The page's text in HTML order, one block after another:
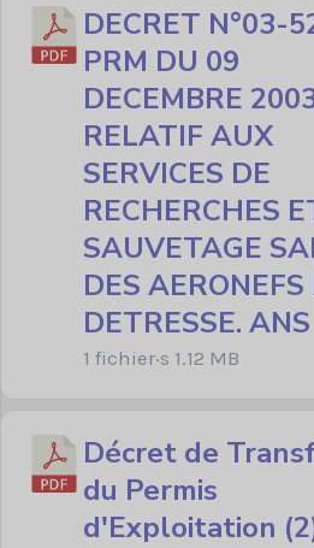
DECRET N°03-
PRM DU 09
DECEMBRE
RELATIF AUX
SERVICES DE
RECHERCHES
SAUVETAGE
DES AERONEFS
DETRESSE. ANS
1 fichier·s 1.12 MB
Décret de
du Permis
d'Exploitation